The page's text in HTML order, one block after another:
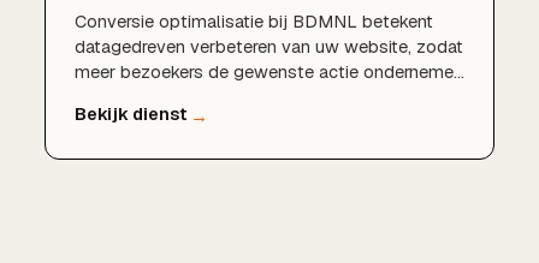
Conversie optimalisatie bij BDMNL betekent
datagedreven verbeteren van uw website, zodat
meer bezoekers de gewenste actie ondernemen